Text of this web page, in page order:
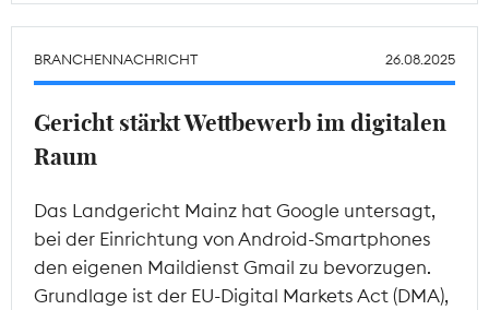
BRANCHENNACHRICHT 26.08.2025
Gericht stärkt Wettbewerb im digitalen
Raum
Das Landgericht Mainz hat Google untersagt,
bei der Einrichtung von Android-Smartphones
den eigenen Maildienst Gmail zu bevorzugen.
Grundlage ist der EU-Digital Markets Act (DMA),